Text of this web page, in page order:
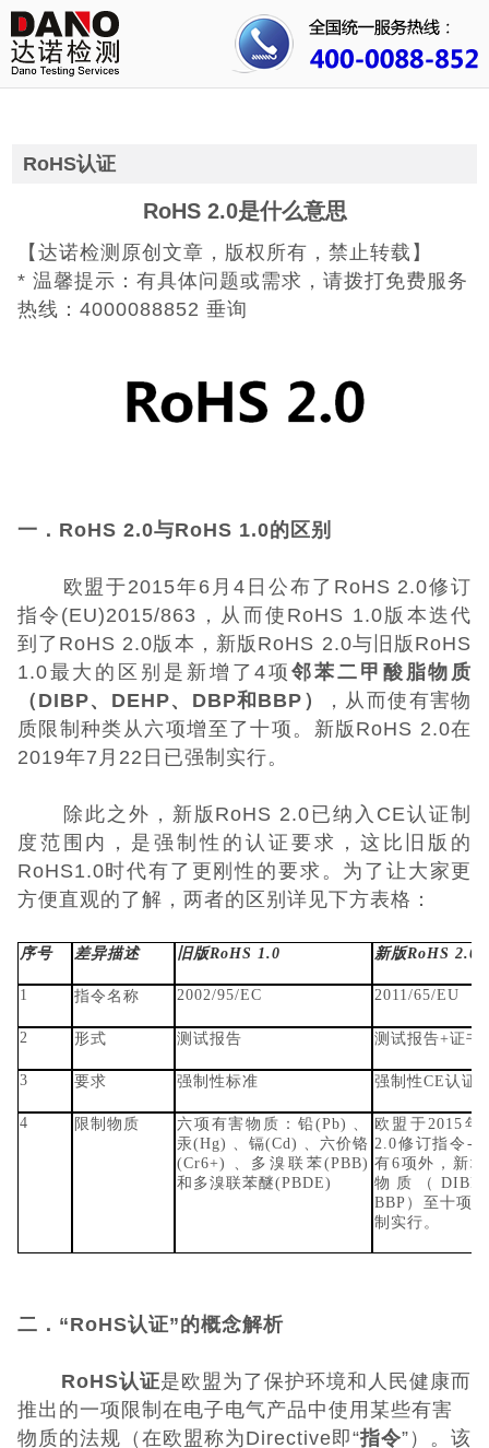
首页
关于我们
成功案例
人才招聘
UKCA认证
欧盟CE认证
CE认证常见问
题
3C认证
CQC认证
十环能效认证
环保节能认证
日本PSE认证
ECE认证
其它认证
收起菜单
RoHS认证
RoHS 2.0是什么意思
【达诺检测原创文章，版权所有，禁止转载】
* 温馨提示：有具体问题或需求，请拨打免费服务
热线：4000088852 垂询
一．RoHS 2.0与RoHS 1.0的区别
欧盟于2015年6月4日公布了RoHS 2.0修订
指令(EU)2015/863，从而使RoHS 1.0版本迭代
到了RoHS 2.0版本，新版RoHS 2.0与旧版RoHS
1.0最大的区别是新增了4项邻苯二甲酸脂物质
（DIBP、DEHP、DBP和BBP）
，从而使有害物
质限制种类从六项增至了十项。新版RoHS 2.0在
2019年7月22日已强制实行。
除此之外，新版RoHS 2.0已纳入CE认证制
度范围内，是强制性的认证要求，这比旧版的
RoHS1.0时代有了更刚性的要求。为了让大家更
方便直观的了解，两者的区别详见下方表格：
序号 差异描述 旧版RoHS 1.0 新版RoHS 2.0
1 指令名称 2002/95/EC 2011/65/EU
2 形式 测试报告 测试报告+证书
3 要求 强制性标准 强制性CE认证
4 限制物质
六项有害物质：铅(Pb) 、
汞(Hg) 、镉(Cd) 、六价铬
(Cr6+) 、多溴联苯(PBB)
和多溴联苯醚(PBDE)
欧盟于2015年
2.0修订指令-
有6项外，新
物质（DIBP
BBP）至十项
制实行。
二．“RoHS认证”的概念解析
RoHS认证是欧盟为了保护环境和人民健康而
推出的一项限制在电子电气产品中使用某些有害
物质的法规（在欧盟称为Directive即“指令”）。该